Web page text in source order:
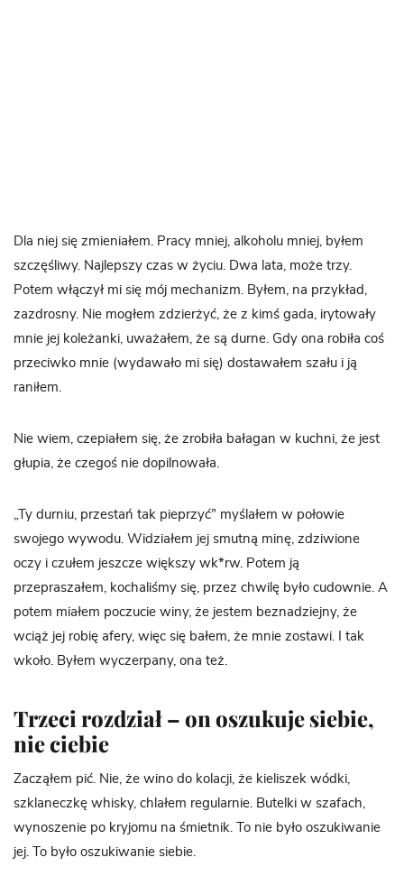
Dla niej się zmieniałem. Pracy mniej, alkoholu mniej, byłem
szczęśliwy. Najlepszy czas w życiu. Dwa lata, może trzy.
Potem włączył mi się mój mechanizm. Byłem, na przykład,
zazdrosny. Nie mogłem zdzierżyć, że z kimś gada, irytowały
mnie jej koleżanki, uważałem, że są durne. Gdy ona robiła coś
przeciwko mnie (wydawało mi się) dostawałem szału i ją
raniłem.
Nie wiem, czepiałem się, że zrobiła bałagan w kuchni, że jest
głupia, że czegoś nie dopilnowała.
„Ty durniu, przestań tak pieprzyć” myślałem w połowie
swojego wywodu. Widziałem jej smutną minę, zdziwione
oczy i czułem jeszcze większy wk*rw. Potem ją
przepraszałem, kochaliśmy się, przez chwilę było cudownie. A
potem miałem poczucie winy, że jestem beznadziejny, że
wciąż jej robię afery, więc się bałem, że mnie zostawi. I tak
wkoło. Byłem wyczerpany, ona też.
Trzeci rozdział – on oszukuje siebie,
nie ciebie
Zacząłem pić. Nie, że wino do kolacji, że kieliszek wódki,
szklaneczkę whisky, chlałem regularnie. Butelki w szafach,
wynoszenie po kryjomu na śmietnik. To nie było oszukiwanie
jej. To było oszukiwanie siebie.